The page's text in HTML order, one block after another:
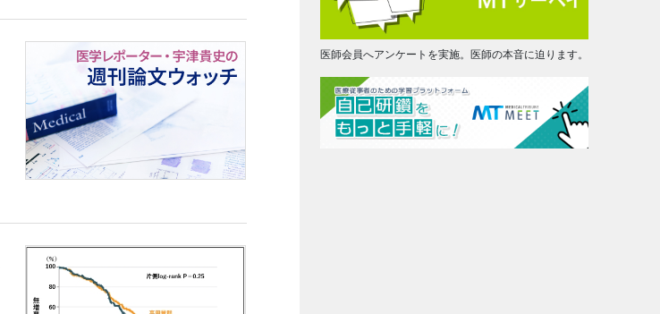
医師会員へアンケートを実施。医師の本音に迫ります。